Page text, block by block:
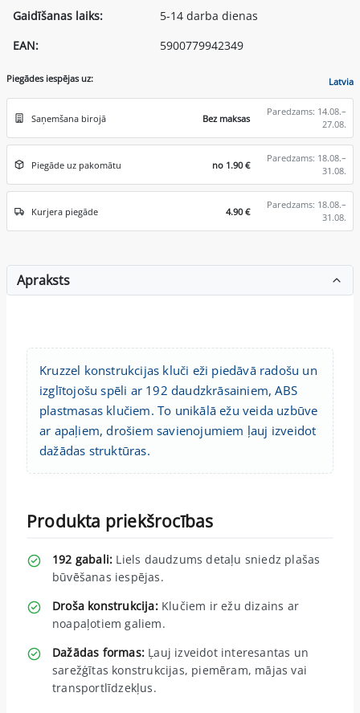
Gaidīšanas laiks:
5-14 darba dienas
EAN:
5900779942349
Piegādes iespējas uz: Latvia
Saņemšana birojā Bez maksas
Paredzams: 14.08.–
27.08.
Piegāde uz pakomātu no 1.90 €
Paredzams: 18.08.–
31.08.
Kurjera piegāde 4.90 €
Paredzams: 18.08.–
31.08.
Apraksts
Kruzzel konstrukcijas kluči eži piedāvā radošu un
izglītojošu spēli ar 192 daudzkrāsainiem, ABS
plastmasas klučiem. To unikālā ežu veida uzbūve
ar apaļiem, drošiem savienojumiem ļauj izveidot
dažādas struktūras.
Produkta priekšrocības
192 gabali: Liels daudzums detaļu sniedz plašas
būvēšanas iespējas.
Droša konstrukcija:Klučiem ir ežu dizains ar
noapaļotiem galiem.
Dažādas formas: Ļauj izveidot interesantas un
sarežģītas konstrukcijas, piemēram, mājas vai
transportlīdzekļus.